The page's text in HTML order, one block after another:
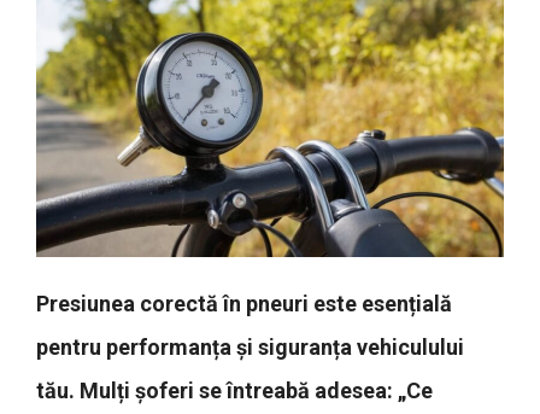
Presiunea corectă în pneuri este esențială
pentru performanța și siguranța vehiculului
tău. Mulți șoferi se întreabă adesea: „Ce